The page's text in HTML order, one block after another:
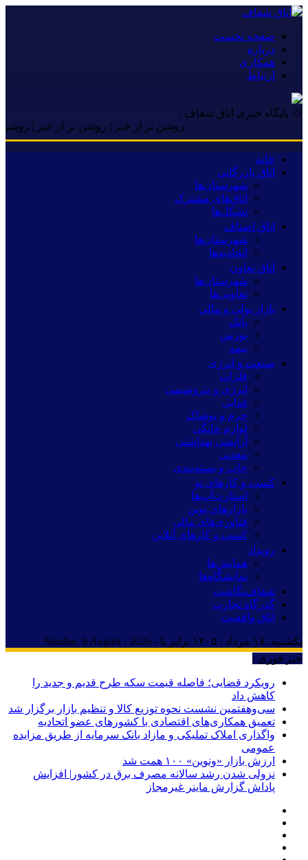
صفحه نخست
درباره
همکاری
ارتباط
۞ پایگاه خبری اتاق شفاف :
روشن تر از خبر | روشن تر از خبر | روشن تر
خانه
اتاق بازرگانی
شهرستان‌ها
اتاق‌های مشترک
تشکل‌ها
اتاق اصناف
شهرستان‌ها
اتحادیه‌ها
اتاق تعاون
شهرستان‌ها
تعاونی‌ها
بازار پولی و مالی
بانک
بورس
بیمه
صنعت و انرژی
فلزات
انرژی و پتروشیمی
غذایی
چرم و پوشاک
لوازم خانگی
آرایشی بهداشتی
معدنی
چاپ و بسته‌بندی
کسب و کارهای نو
استارت‌آپ‌ها
بازارهای نوین
فناوری‌های مالی
کسب و کارهای آنلاین
رویداد
همایش‌ها
نمایشگاه‌ها
شفاف‌نگاشت
گذرگاه تجارت
اتاق واقعیت
یکشنبه, ۱۸ مرداد , ۱۴۰۵ برابر با - Sunday, 9 August , 2026
خبر فوری :
رویکرد قضایی؛ فاصله قیمت سکه طرح قدیم و جدید را
کاهش داد
سی‌و‌هفتمین نشست نحوه توزیع کالا و تنظیم بازار برگزار شد
تعمیق همکاری‌های اقتصادی با کشورهای عضو اتحادیه
واگذاری املاک تملیکی و مازاد بانک سرمایه از طریق مزایده
عمومی
ارزش بازار «ونوین» ۱۰۰ همت شد
نزولی شدن رشد سالانه مصرف برق در کشور| افزایش
پاداش گزارش ماینر غیرمجاز